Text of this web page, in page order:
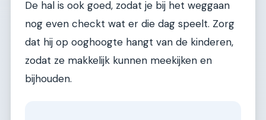
De hal is ook goed, zodat je bij het weggaan
nog even checkt wat er die dag speelt. Zorg
dat hij op ooghoogte hangt van de kinderen,
zodat ze makkelijk kunnen meekijken en
bijhouden.